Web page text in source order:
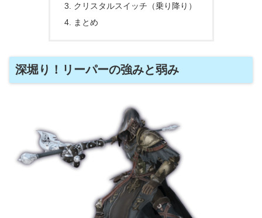
クリスタルスイッチ（乗り降り）
まとめ
深堀り！リーパーの強みと弱み